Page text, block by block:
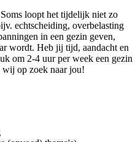
loopt het tijdelijk niet zo
echtscheiding, overbelasting
in een gezin geven,
wordt. Heb jij tijd, aandacht en
om 2-4 uur per week een gezin
op zoek naar jou!